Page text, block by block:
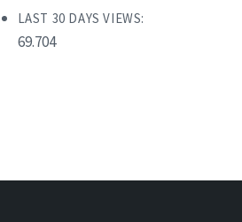
LAST 30 DAYS VIEWS:
69.704